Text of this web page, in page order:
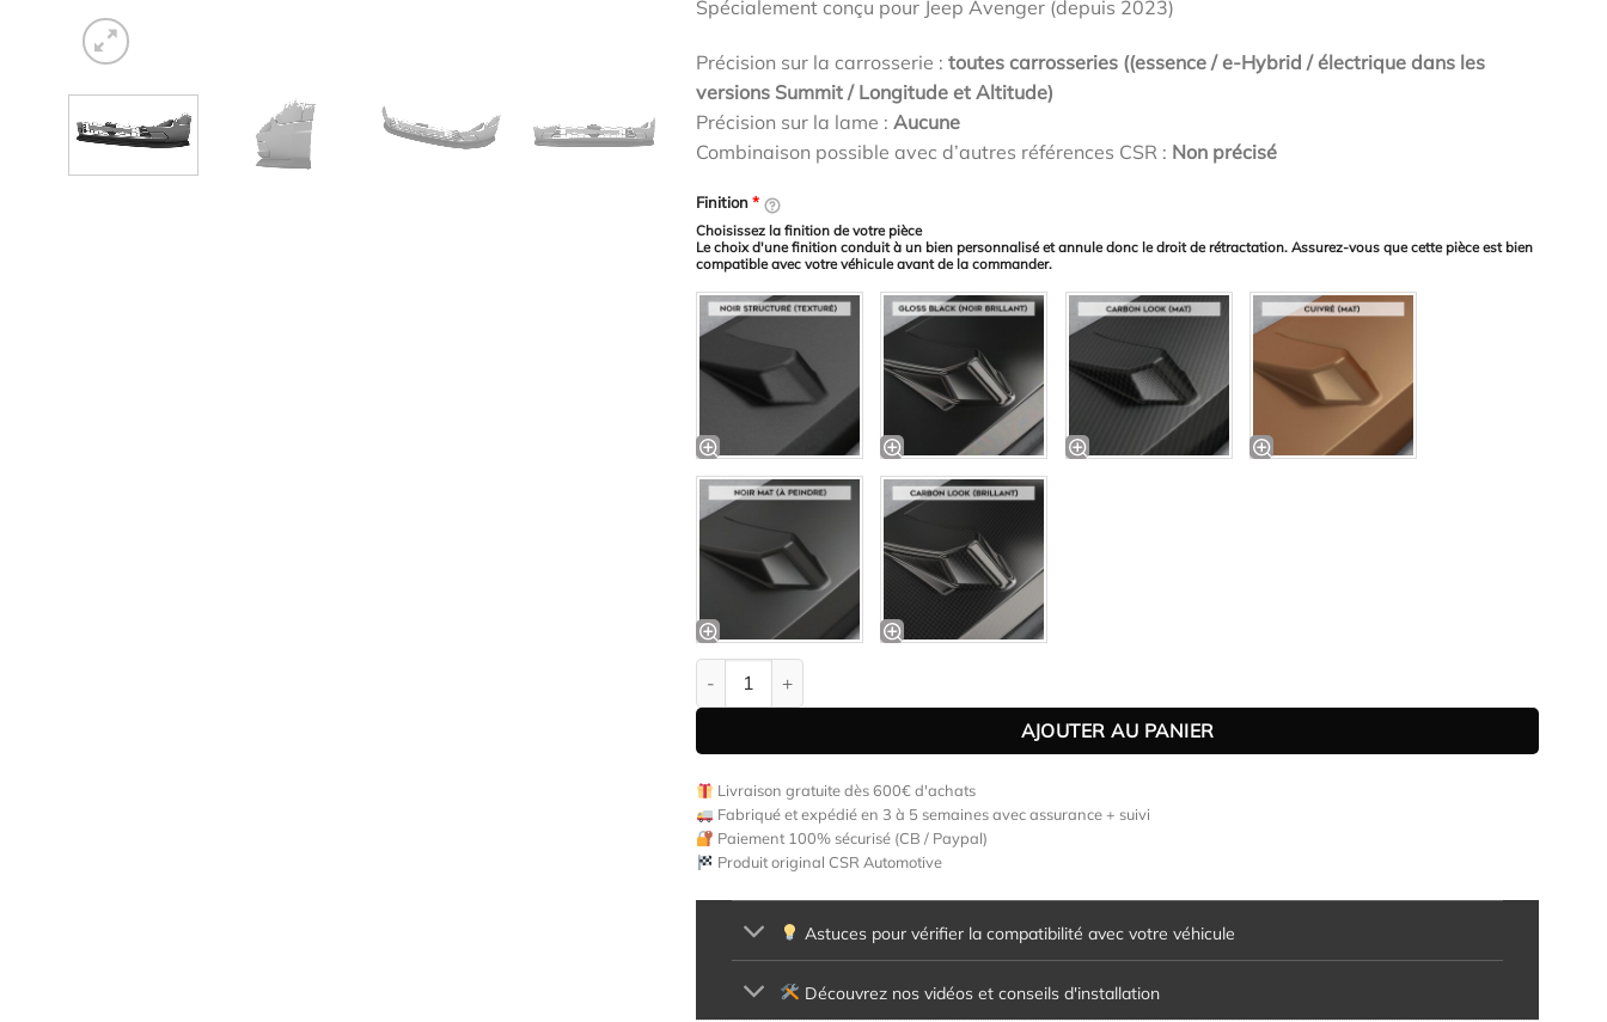
Spécialement conçu pour Jeep Avenger (depuis 2023)
Précision sur la carrosserie : toutes carrosseries ((essence / e-Hybrid / électrique dans les
versions Summit / Longitude et Altitude)
Précision sur la lame : Aucune
Combinaison possible avec d’autres références CSR : Non précisé
Finition*
Choisissez la finition de votre pièce
Le choix d'une finition conduit à un bien personnalisé et annule donc le droit de rétractation. Assurez-vous que cette pièce est bien
compatible avec votre véhicule avant de la commander.
quantité de Lame de parechoc avant pour Jeep Avenger toutes carrosseries ((essence / e-Hybrid / électrique
AJOUTER AU PANIER
Livraison gratuite dès 600€ d'achats
Fabriqué et expédié en 3 à 5 semaines avec assurance + suivi
Paiement 100% sécurisé (CB / Paypal)
Produit original CSR Automotive
Astuces pour vérifier la compatibilité avec votre véhicule
Découvrez nos vidéos et conseils d'installation